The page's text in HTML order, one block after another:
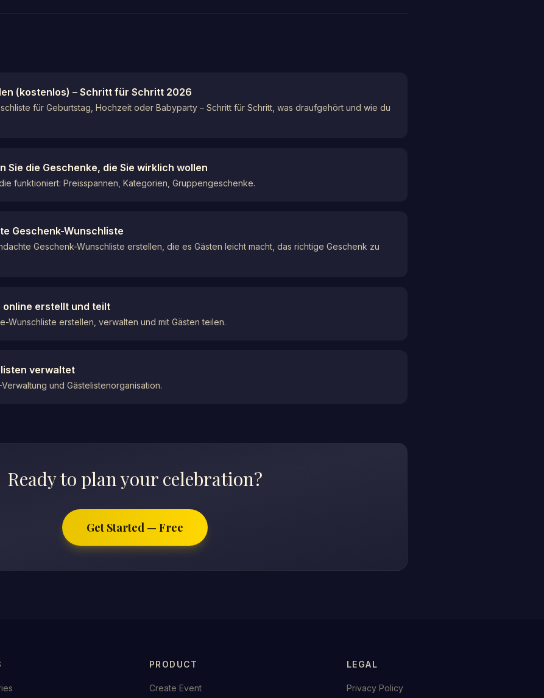
(kostenlos) – Schritt für Schritt 2026
für Geburtstag, Hochzeit oder Babyparty – Schritt für Schritt, was draufgehört und wie du
Sie die Geschenke, die Sie wirklich wollen
funktioniert: Preisspannen, Kategorien, Gruppengeschenke.
Geschenk-Wunschliste
Geschenk-Wunschliste erstellen, die es Gästen leicht macht, das richtige Geschenk zu
online erstellt und teilt
Wunschliste erstellen, verwalten und mit Gästen teilen.
verwaltet
und Gästelistenorganisation.
Ready to plan your celebration?
Get Started — Free
PRODUCT
Create Event
LEGAL
Privacy Policy